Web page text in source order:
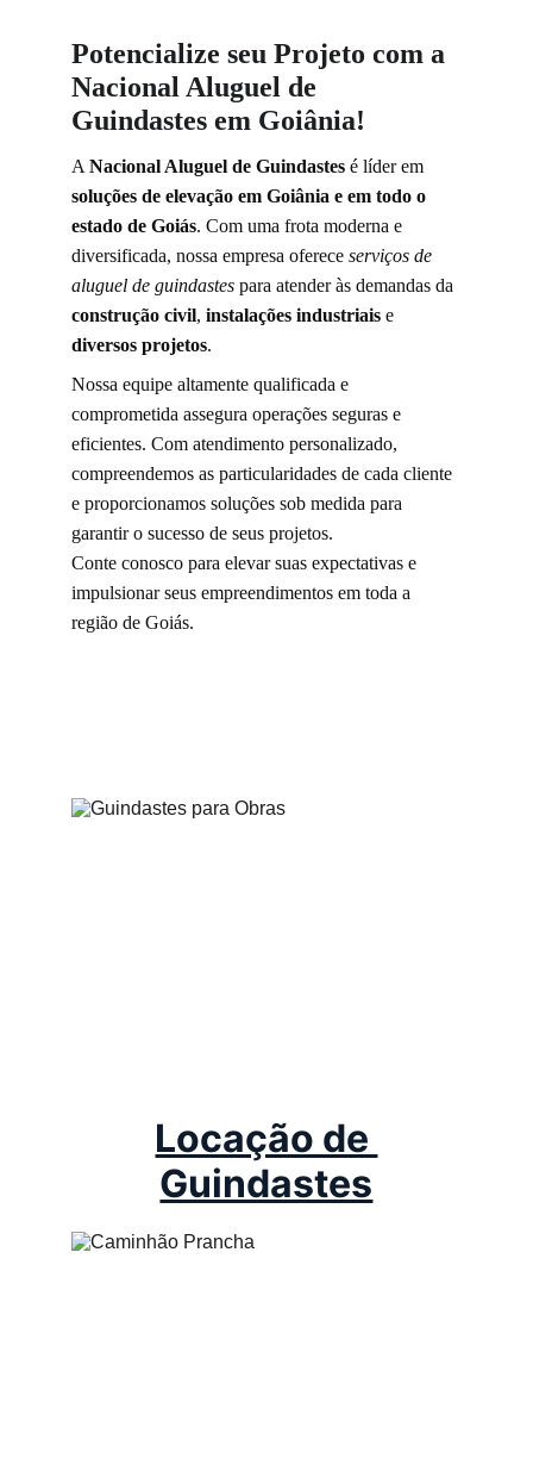
Potencialize seu Projeto com a
Nacional Aluguel de
Guindastes em Goiânia!
A Nacional Aluguel de Guindastes é líder em
soluções de elevação em Goiânia e em todo o
estado de Goiás. Com uma frota moderna e
diversificada, nossa empresa oferece serviços de
aluguel de guindastes para atender às demandas da
construção civil, instalações industriais e
diversos projetos.
Nossa equipe altamente qualificada e
comprometida assegura operações seguras e
eficientes. Com atendimento personalizado,
compreendemos as particularidades de cada cliente
e proporcionamos soluções sob medida para
garantir o sucesso de seus projetos.
Conte conosco para elevar suas expectativas e
impulsionar seus empreendimentos em toda a
região de Goiás.
Locação de
Guindastes